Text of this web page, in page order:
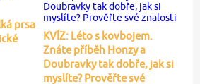
prsa
KVÍZ: Léto s kovbojem.
Znáte příběh Honzy a
Doubravky tak dobře, jak si
myslíte? Prověřte své